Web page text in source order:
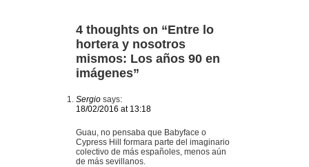
4 thoughts on “Entre lo
hortera y nosotros
mismos: Los años 90 en
imágenes”
Sergio says:
18/02/2016 at 13:18
Guau, no pensaba que Babyface o
Cypress Hill formara parte del imaginario
colectivo de más españoles, menos aún
de más sevillanos.